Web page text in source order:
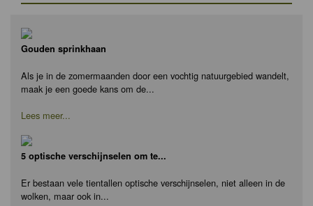
Gouden sprinkhaan
Als je in de zomermaanden door een vochtig natuurgebied wandelt,
maak je een goede kans om de...
Lees meer...
5 optische verschijnselen om te...
Er bestaan vele tientallen optische verschijnselen, niet alleen in de
wolken, maar ook in...